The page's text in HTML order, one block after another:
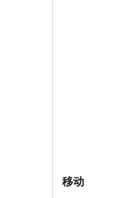
移动